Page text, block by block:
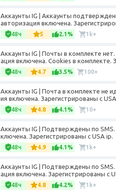
Аккаунты IG | Аккаунты
авторизация включена.
48ч 5 2.1% 1k+
Аккаунты IG | Почты в комплекте
ация включена. Cookies в комплекте.
48ч 4.7 3.5% 100+
Аккаунты IG | Почта в комплекте не
ия включена. Зарегистрированы с USA
48ч 4.8 4.1% 10+
Аккаунты IG | Подтверждены по
ключена. Зарегистрированы с USA ip.
48ч 4.9 4.1% 1k+
Аккаунты IG | Подтверждены по
ация включена. Зарегистрированы с
48ч 4.8 4.2% 1k+